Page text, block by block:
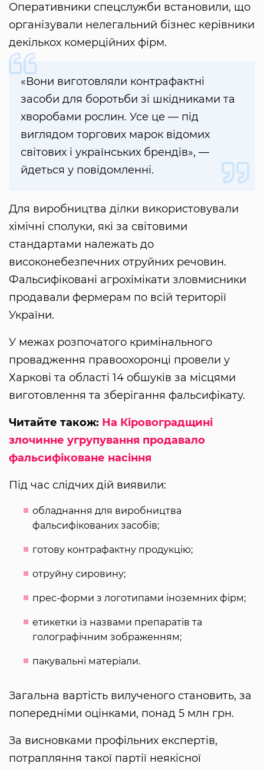
Оперативники спецслужби встановили, що
організували нелегальний бізнес керівники
декількох комерційних фірм.
«Вони виготовляли контрафактні
засоби для боротьби зі шкідниками та
хворобами рослин. Усе це — під
виглядом торгових марок відомих
світових і українських брендів», —
йдеться у повідомленні.
Для виробництва ділки використовували
хімічні сполуки, які за світовими
стандартами належать до
високонебезпечних отруйних речовин.
Фальсифіковані агрохімікати зловмисники
продавали фермерам по всій території
України.
У межах розпочатого кримінального
провадження правоохоронці провели у
Харкові та області 14 обшуків за місцями
виготовлення та зберігання фальсифікату.
Читайте також: На Кіровоградщині
злочинне угрупування продавало
фальсифіковане насіння
Під час слідчих дій виявили:
обладнання для виробництва
фальсифікованих засобів;
готову контрафактну продукцію;
отруйну сировину;
прес-форми з логотипами іноземних фірм;
етикетки із назвами препаратів та
голографічним зображенням;
пакувальні матеріали.
Загальна вартість вилученого становить, за
попередніми оцінками, понад 5 млн грн.
За висновками профільних експертів,
потрапляння такої партії неякісної